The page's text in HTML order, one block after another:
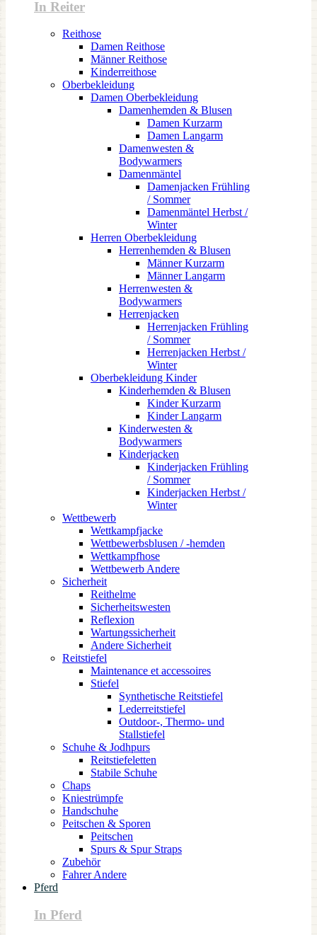
In Reiter
Reithose
Damen Reithose
Männer Reithose
Kinderreithose
Oberbekleidung
Damen Oberbekleidung
Damenhemden & Blusen
Damen Kurzarm
Damen Langarm
Damenwesten &
Bodywarmers
Damenmäntel
Damenjacken Frühling
/ Sommer
Damenmäntel Herbst /
Winter
Herren Oberbekleidung
Herrenhemden & Blusen
Männer Kurzarm
Männer Langarm
Herrenwesten &
Bodywarmers
Herrenjacken
Herrenjacken Frühling
/ Sommer
Herrenjacken Herbst /
Winter
Oberbekleidung Kinder
Kinderhemden & Blusen
Kinder Kurzarm
Kinder Langarm
Kinderwesten &
Bodywarmers
Kinderjacken
Kinderjacken Frühling
/ Sommer
Kinderjacken Herbst /
Winter
Wettbewerb
Wettkampfjacke
Wettbewerbsblusen / -hemden
Wettkampfhose
Wettbewerb Andere
Sicherheit
Reithelme
Sicherheitswesten
Reflexion
Wartungssicherheit
Andere Sicherheit
Reitstiefel
Maintenance et accessoires
Stiefel
Synthetische Reitstiefel
Lederreitstiefel
Outdoor-, Thermo- und
Stallstiefel
Schuhe & Jodhpurs
Reitstiefeletten
Stabile Schuhe
Chaps
Kniestrümpfe
Handschuhe
Peitschen & Sporen
Peitschen
Spurs & Spur Straps
Zubehör
Fahrer Andere
Pferd
In Pferd